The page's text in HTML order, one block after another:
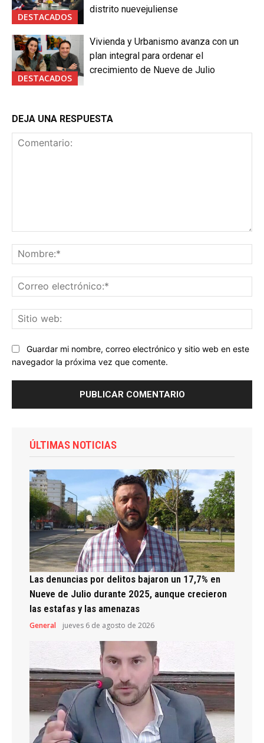
DESTACADOS
distrito nuevejuliense
DESTACADOS
Vivienda y Urbanismo avanza con un
plan integral para ordenar el
crecimiento de Nueve de Julio
DEJA UNA RESPUESTA
Guardar mi nombre, correo electrónico y sitio web en este
navegador la próxima vez que comente.
ÚLTIMAS NOTICIAS
Las denuncias por delitos bajaron un 17,7% en
Nueve de Julio durante 2025, aunque crecieron
las estafas y las amenazas
General jueves 6 de agosto de 2026